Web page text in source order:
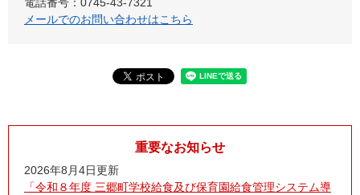
メールでのお問い合わせはこちら
重要なお知らせ
2026年8月4日更新
「令和８年度 三郷町学校給食及び保育園給食管理システム導